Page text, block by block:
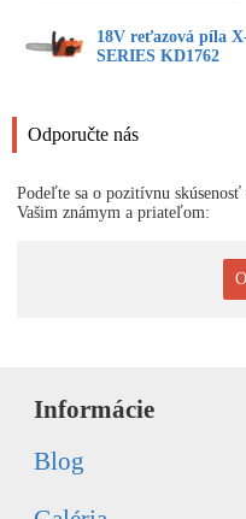
18V reťazová píla
SERIES KD1762
Odporučte nás
Podeľte sa o pozitívnu skúsenosť
Vašim známym a priateľom:
Informácie
Blog